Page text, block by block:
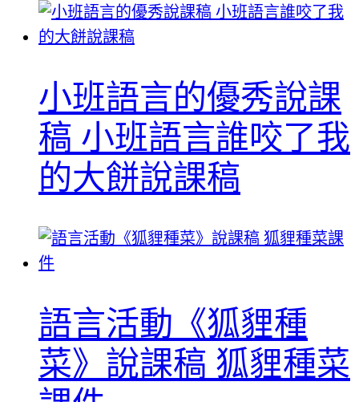
小班語言的優秀說課
稿 小班語言誰咬了我
的大餅說課稿
語言活動《狐貍種
菜》說課稿 狐貍種菜